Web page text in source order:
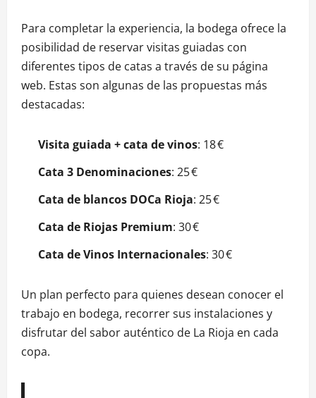
Para completar la experiencia, la bodega ofrece la
posibilidad de reservar visitas guiadas con
diferentes tipos de catas a través de su página
web. Estas son algunas de las propuestas más
destacadas:
Visita guiada + cata de vinos: 18 €
Cata 3 Denominaciones: 25 €
Cata de blancos DOCa Rioja: 25 €
Cata de Riojas Premium: 30 €
Cata de Vinos Internacionales: 30 €
Un plan perfecto para quienes desean conocer el
trabajo en bodega, recorrer sus instalaciones y
disfrutar del sabor auténtico de La Rioja en cada
copa.